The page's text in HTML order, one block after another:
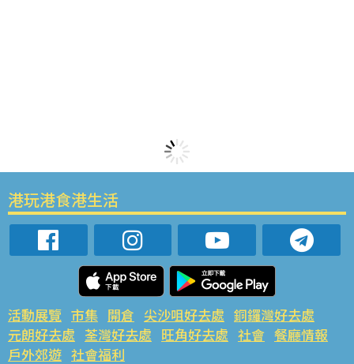
港玩港食港生活
活動展覽 市集 開倉 尖沙咀好去處 銅鑼灣好去處
元朗好去處 荃灣好去處 旺角好去處 社會 餐廳情報
戶外郊遊 社會福利